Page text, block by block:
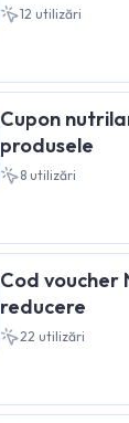
12 utilizări
Cupon
produsele
8 utilizări
Cod voucher
reducere
22 utilizări